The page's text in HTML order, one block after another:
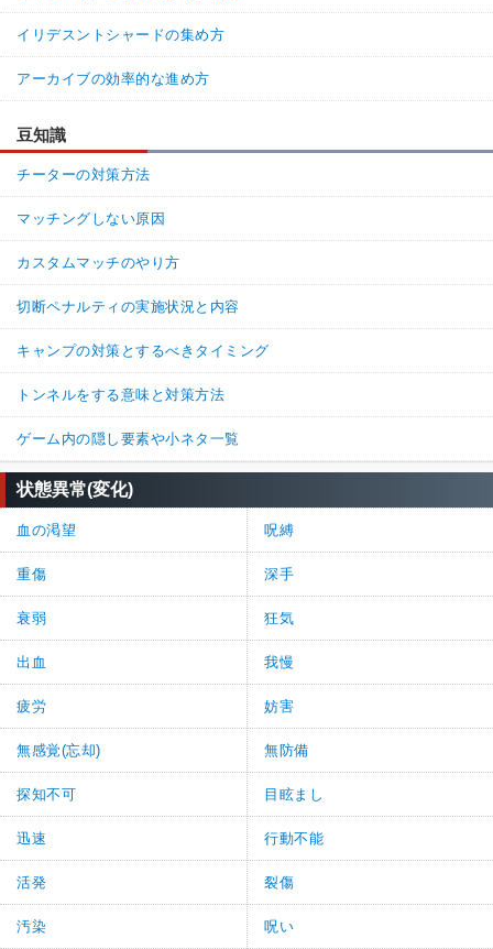
イリデスントシャードの集め方
アーカイブの効率的な進め方
豆知識
チーターの対策方法
マッチングしない原因
カスタムマッチのやり方
切断ペナルティの実施状況と内容
キャンプの対策とするべきタイミング
トンネルをする意味と対策方法
ゲーム内の隠し要素や小ネタ一覧
状態異常(変化)
血の渇望 呪縛
重傷 深手
衰弱 狂気
出血 我慢
疲労 妨害
無感覚(忘却) 無防備
探知不可 目眩まし
迅速 行動不能
活発 裂傷
汚染 呪い